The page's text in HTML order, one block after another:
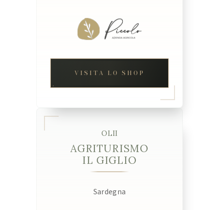
VISITA LO SHOP
OLII
AGRITURISMO
IL GIGLIO
Sardegna